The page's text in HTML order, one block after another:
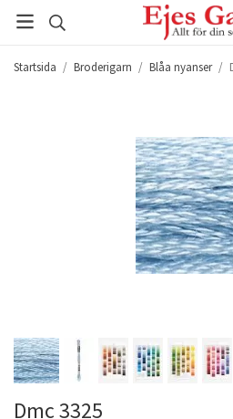
Startsida / Broderigarn / Blåa nyanser /
Dmc 3325